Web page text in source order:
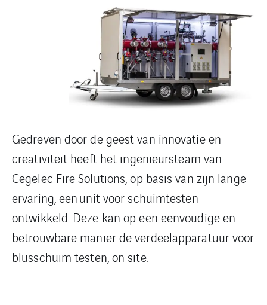
Gedreven door de geest van innovatie en
creativiteit heeft het ingenieursteam van
Cegelec Fire Solutions, op basis van zijn lange
ervaring, een unit voor schuimtesten
ontwikkeld. Deze kan op een eenvoudige en
betrouwbare manier de verdeelapparatuur voor
blusschuim testen, on site.